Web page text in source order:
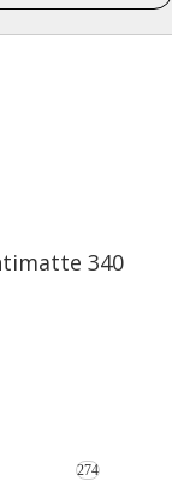
340
274